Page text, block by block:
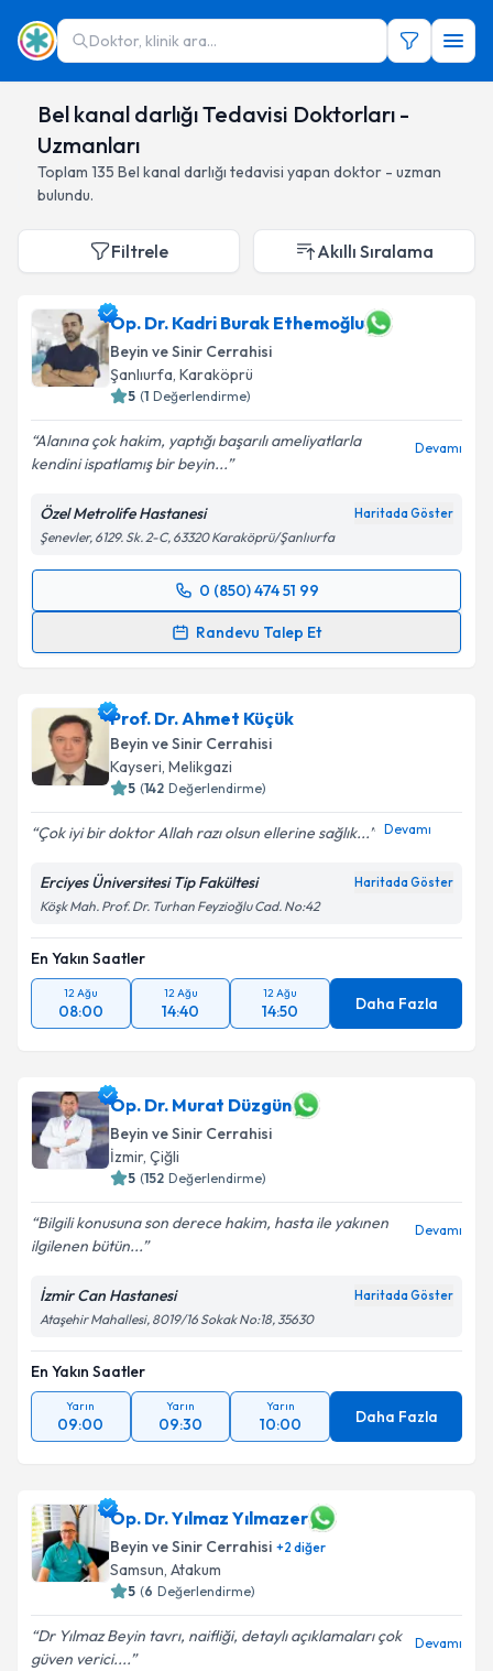
Doktor, klinik ara...
Bel kanal darlığı Tedavisi Doktorları -
Uzmanları
Toplam 135 Bel kanal darlığı tedavisi yapan doktor - uzman
bulundu.
Filtrele Akıllı Sıralama
Op. Dr. Kadri Burak Ethemoğlu
Beyin ve Sinir Cerrahisi
Şanlıurfa, Karaköprü
5 (1 Değerlendirme)
Alanına çok hakim, yaptığı başarılı ameliyatlarla
kendini ispatlamış bir beyin...
Devamı
Özel Metrolife Hastanesi Haritada Göster
Şenevler, 6129. Sk. 2-C, 63320 Karaköprü/Şanlıurfa
0 (850) 474 51 99
Randevu Talep Et
Randevu Takvimi Talebi
için bir takvim hazırlandığında e-posta ile
bilgilendireceğiz.
E-posta Adresiniz
Kişisel verilerimin işlenmesine ilişkin
Aydınlatma
Metni'ni okudum ve kişisel verilerimin belirtilen
kapsamda işlenmesini kabul ediyorum.
Takvim Talebini Gönder
Prof. Dr. Ahmet Küçük
Beyin ve Sinir Cerrahisi
Kayseri, Melikgazi
5 (142 Değerlendirme)
Çok iyi bir doktor Allah razı olsun ellerine sağlık... Devamı
Erciyes Üniversitesi Tip Fakültesi Haritada Göster
Köşk Mah. Prof. Dr. Turhan Feyzioğlu Cad. No:42
En Yakın Saatler
12 Ağu
08:00
12 Ağu
14:40
12 Ağu
14:50 Daha Fazla
Op. Dr. Murat Düzgün
Beyin ve Sinir Cerrahisi
İzmir, Çiğli
5 (152 Değerlendirme)
Bilgili konusuna son derece hakim, hasta ile yakınen
ilgilenen bütün...
Devamı
İzmir Can Hastanesi Haritada Göster
Ataşehir Mahallesi, 8019/16 Sokak No:18, 35630
En Yakın Saatler
Yarın
09:00
Yarın
09:30
Yarın
10:00 Daha Fazla
Op. Dr. Yılmaz Yılmazer
Beyin ve Sinir Cerrahisi +2 diğer
Samsun, Atakum
5 (6 Değerlendirme)
Dr Yılmaz Beyin tavrı, naifliği, detaylı açıklamaları çok
güven verici....
Devamı